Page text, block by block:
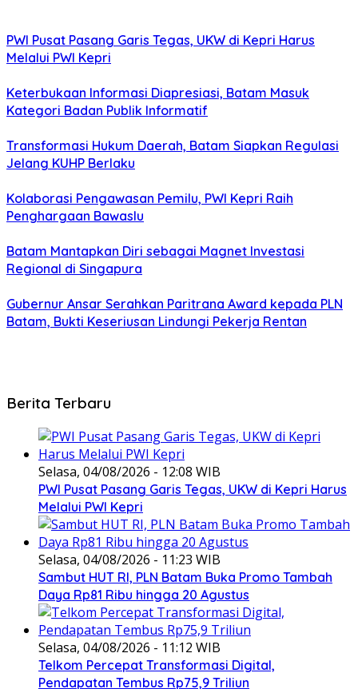
PWI Pusat Pasang Garis Tegas, UKW di Kepri Harus
Melalui PWI Kepri
Keterbukaan Informasi Diapresiasi, Batam Masuk
Kategori Badan Publik Informatif
Transformasi Hukum Daerah, Batam Siapkan Regulasi
Jelang KUHP Berlaku
Kolaborasi Pengawasan Pemilu, PWI Kepri Raih
Penghargaan Bawaslu
Batam Mantapkan Diri sebagai Magnet Investasi
Regional di Singapura
Gubernur Ansar Serahkan Paritrana Award kepada PLN
Batam, Bukti Keseriusan Lindungi Pekerja Rentan
Berita Terbaru
Selasa, 04/08/2026 - 12:08 WIB
PWI Pusat Pasang Garis Tegas, UKW di Kepri Harus
Melalui PWI Kepri
Selasa, 04/08/2026 - 11:23 WIB
Sambut HUT RI, PLN Batam Buka Promo Tambah
Daya Rp81 Ribu hingga 20 Agustus
Selasa, 04/08/2026 - 11:12 WIB
Telkom Percepat Transformasi Digital,
Pendapatan Tembus Rp75,9 Triliun